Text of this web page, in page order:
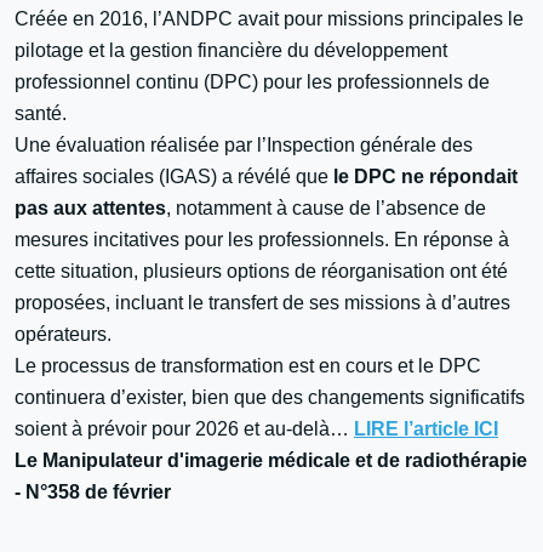
Créée en 2016, l’ANDPC avait pour missions principales le
pilotage et la gestion financière du développement
professionnel continu (DPC) pour les professionnels de
santé.
Une évaluation réalisée par l’Inspection générale des
affaires sociales (IGAS) a révélé que le DPC ne répondait
pas aux attentes, notamment à cause de l’absence de
mesures incitatives pour les professionnels. En réponse à
cette situation, plusieurs options de réorganisation ont été
proposées, incluant le transfert de ses missions à d’autres
opérateurs.
Le processus de transformation est en cours et le DPC
continuera d’exister, bien que des changements significatifs
soient à prévoir pour 2026 et au-delà… LIRE l’article ICI
Le Manipulateur d'imagerie médicale et de radiothérapie
- N°358 de février